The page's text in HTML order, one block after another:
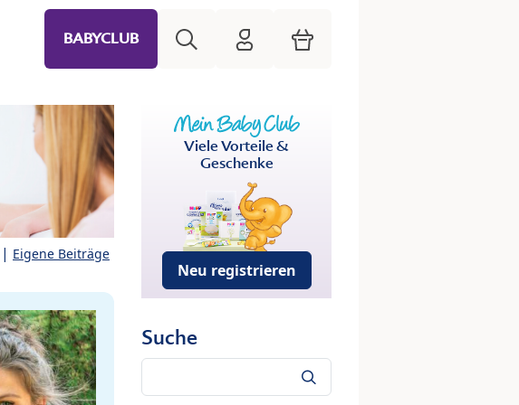
BABYCLUB HiPP Mein Babyclub
Warenkorb
| Eigene Beiträge
Viele Vorteile &
Geschenke
Neu registrieren
Suche